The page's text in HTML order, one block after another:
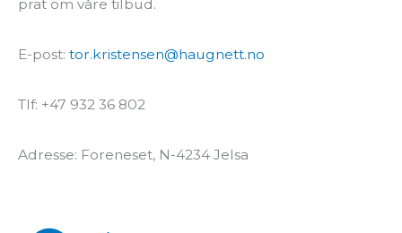
prat om våre tilbud.
E-post: tor.kristensen@haugnett.no
Tlf: +47 932 36 802
Adresse: Foreneset, N-4234 Jelsa